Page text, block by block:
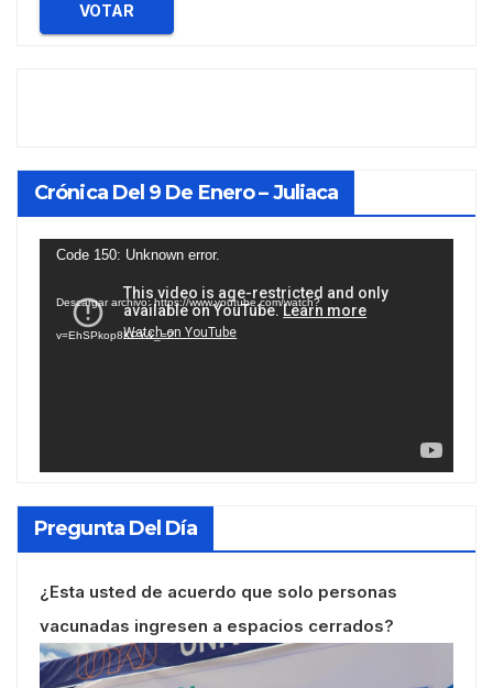
VOTAR
Crónica Del 9 De Enero – Juliaca
Reproductor
vídeo
Code 150: Unknown error.
Descargar archivo: https://www.youtube.com/watch?
v=EhSPkop8KPY&_=2
Pregunta Del Día
¿Esta usted de acuerdo que solo personas
vacunadas ingresen a espacios cerrados?